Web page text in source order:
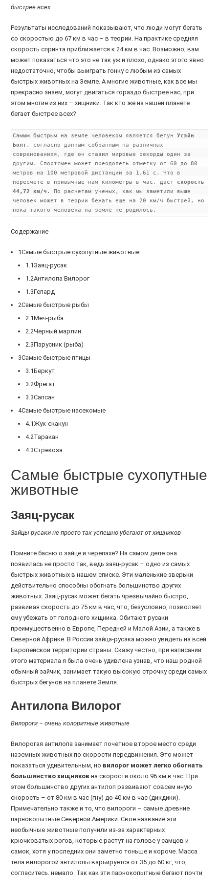
быстрее всех
Результаты исследований показывают, что люди могут бегать
со скоростью до 67 км в час – в теории. На практике средняя
скорость спринта приближается к 24 км в час. Возможно, вам
может показаться что это не так уж и плохо, однако этого явно
недостаточно, чтобы выиграть гонку с любым из самых
быстрых животных на Земле. А многие животные, как все мы
прекрасно знаем, могут двигаться гораздо быстрее нас, при
этом многие из них – хищники. Так кто же на нашей планете
бегает быстрее всех?
Самым быстрым на земле человеком является бегунУсэйн
Болт , согласно данным собранным на различных
совренованихя, где он ставил мировые рекорды один за
другим. Спортсмен может преодолеть отметку от 60 до 80
метров на 100 метровой дистанции за 1,61 с. Что в
пересчете в привычные нам километры в час, даст скорость
44,72 км/ч . По расчетам ученых, как мы заметили выше
человек может в теории бежать еще на 20 км/ч быстрей, но
пока такого человека на земле не родилось.
Содержание
1Самые быстрые сухопутные животные
1.1Заяц-русак
1.2Антилопа Вилорог
1.3Гепард
2Самые быстрые рыбы
2.1Меч-рыба
2.2Черный марлин
2.3Парусник (рыба)
3Самые быстрые птицы
3.1Беркут
3.2Фрегат
3.3Сапсан
4Самые быстрые насекомые
4.1Жук-скакун
4.2Таракан
4.3Стрекоза
Самые быстрые сухопутные
животные
Заяц-русак
Зайцы-русаки не просто так успешно убегают от хищников
Помните басню о зайце и черепахе? На самом деле она
появилась не просто так, ведь заяц-русак – одно из самых
быстрых животных в нашем списке. Эти маленькие зверьки
действительно способны обогнать большинство других
животных. Заяц-русак может бегать чрезвычайно быстро,
развивая скорость до 75 км в час, что, безусловно, позволяет
ему убежать от голодного хищника. Обитают русаки
преимущественно в Европе, Передней и Малой Азии, а также в
Северной Африке. В России зайца-русака можно увидеть на всей
Европейской территории страны. Скажу честно, при написании
этого материала я была очень удивлена узнав, что наш родной
обычный зайчик, занимает такую высокую строчку среди самых
быстрых бегунов на планете Земля.
Антилопа Вилорог
Вилороги – очень колоритные животные
Вилорогая антилопа занимает почетное второе место среди
наземных животных по скорости передвижения. Это может
показаться удивительным, но вилорог может легко обогнать
большинство хищников на скорости около 96 км в час. При
этом большинство других антилоп развивают совсем иную
скорость – от 80 км в час (гну) до 40 км в час (дикдики).
Примечательно также и то, что вилороги – самые древние
парнокопытные Северной Америки. Свое название эти
необычные животные получили из-за характерных
крючковатых рогов, которые растут на голове у самцов и
самок, хотя у последних они заметно тоньше и короче. Масса
тела вилорогой антилопы варьируется от 35 до 60 кг, что,
согласитесь, немало. Так как эти парнокопытные бегают почти